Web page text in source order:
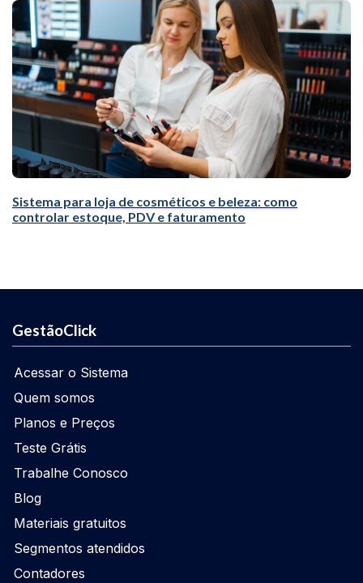
Sistema para loja de cosméticos e beleza: como
controlar estoque, PDV e faturamento
GestãoClick
Acessar o Sistema
Quem somos
Planos e Preços
Teste Grátis
Trabalhe Conosco
Blog
Materiais gratuitos
Segmentos atendidos
Contadores